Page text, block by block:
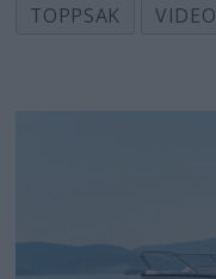
TOPPSAK
VIDEO